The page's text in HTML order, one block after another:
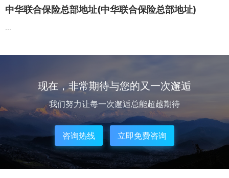
中华联合保险总部地址(中华联合保险总部地址)
...
现在，非常期待与您的又一次邂逅
我们努力让每一次邂逅总能超越期待
咨询热线 立即免费咨询